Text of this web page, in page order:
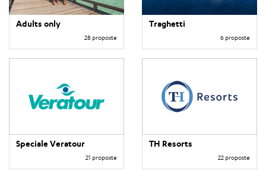
Adults only
28 proposte
Traghetti
6 proposte
Speciale Veratour
21 proposte
TH Resorts
22 proposte